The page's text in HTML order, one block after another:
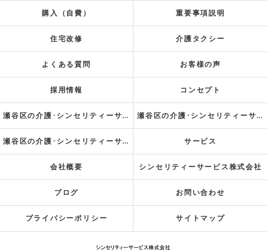
購入（自費） 重要事項説明
住宅改修 介護タクシー
よくある質問 お客様の声
採用情報 コンセプト
瀬谷区の介護･シンセリティーサービス株式会社の口コミ情報 瀬谷区の介護･シンセリティーサービス株式会社の評判
瀬谷区の介護･シンセリティーサービス株式会社のお客様の声 サービス
会社概要 シンセリティーサービス株式会社
ブログ お問い合わせ
プライバシーポリシー サイトマップ